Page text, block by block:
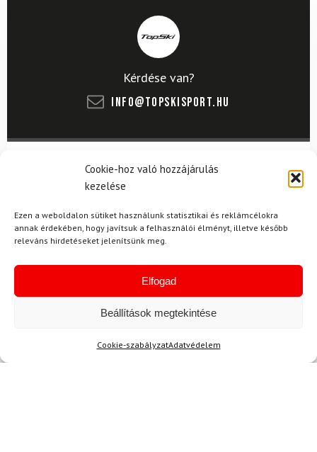
Cookie-hoz való hozzájárulás
kezelése
Ezen a weboldalon sütiket használunk statisztikai és reklámcélokra
annak érdekében, hogy javítsuk a felhasználói élményt, illetve később
releváns hirdetéseket jelenítsünk meg.
Elfogad
Beállítások megtekintése
Cookie-szabályzatAdatvédelem
Kérdése van?
info@topskisport.hu
E-mail
Az üzeneted